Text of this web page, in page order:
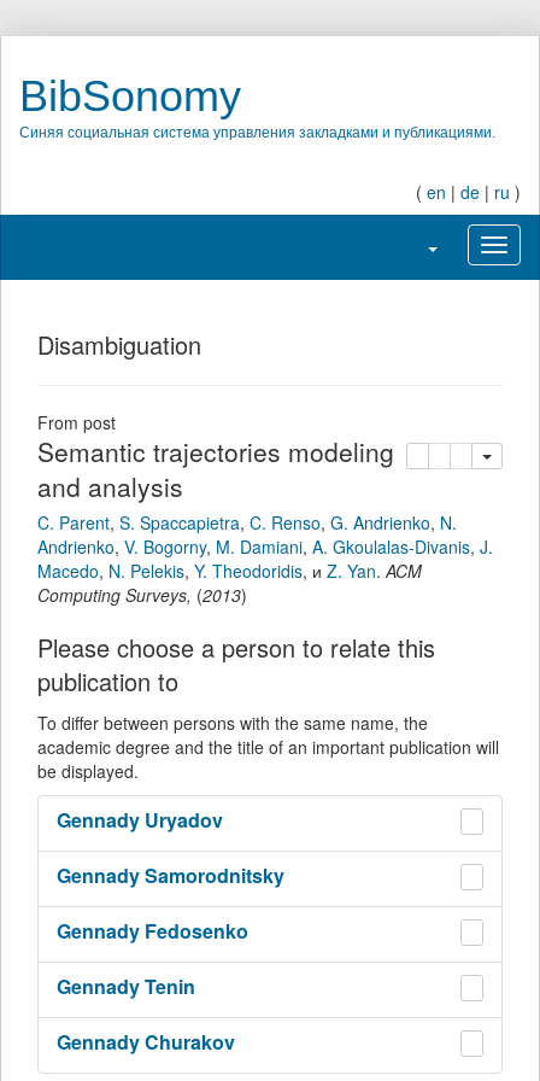
BibSonomy
Синяя социальная система управления закладками и публикациями.
( en | de | ru )
Переключить
Disambiguation
From post
копировать
удалить
Semantic trajectories
modeling and analysis
C. Parent, S. Spaccapietra, C. Renso, G. Andrienko, N.
Andrienko, V. Bogorny, M. Damiani, A. Gkoulalas-Divanis, J.
Macedo, N. Pelekis, Y. Theodoridis, и Z. Yan.ACM
Computing Surveys, (2013)
Please choose a person to relate this
publication to
To differ between persons with the same name, the
academic degree and the title of an important publication will
be displayed.
Gennady Uryadov
GennadySamorodnitsky
Gennady Fedosenko
GennadyTenin
GennadyChurakov